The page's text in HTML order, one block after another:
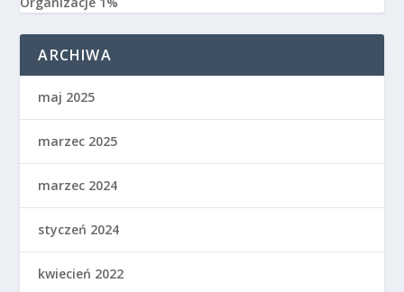
ARCHIWA
maj 2025
marzec 2025
marzec 2024
styczeń 2024
kwiecień 2022